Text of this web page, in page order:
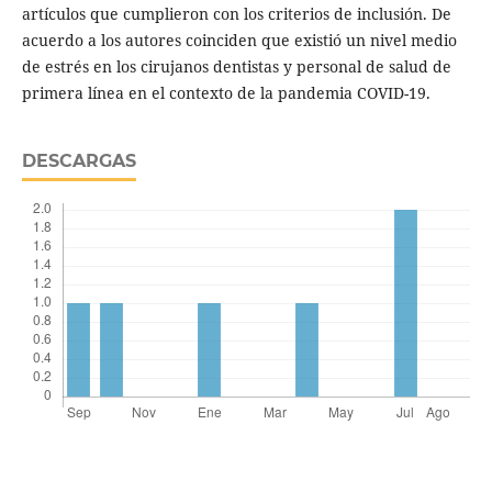
artículos que cumplieron con los criterios de inclusión. De
acuerdo a los autores coinciden que existió un nivel medio
de estrés en los cirujanos dentistas y personal de salud de
primera línea en el contexto de la pandemia COVID-19.
DESCARGAS